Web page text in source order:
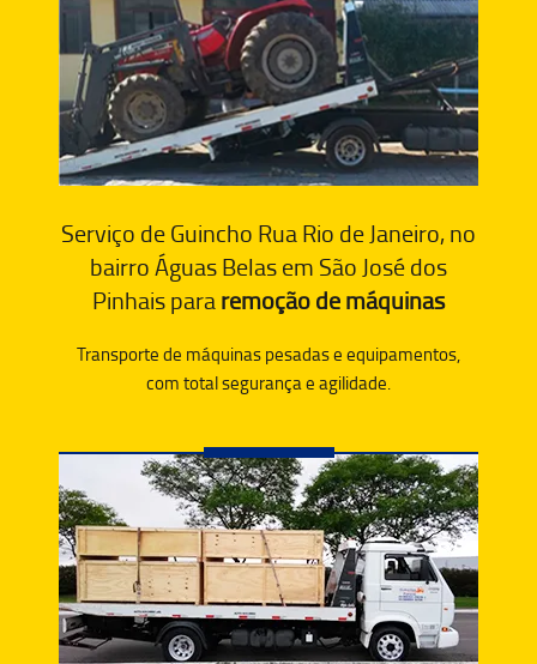
Serviço de Guincho Rua Rio de Janeiro, no
bairro Águas Belas em São José dos
Pinhais pararemoção de máquinas
Transporte de máquinas pesadas e equipamentos,
com total segurança e agilidade.